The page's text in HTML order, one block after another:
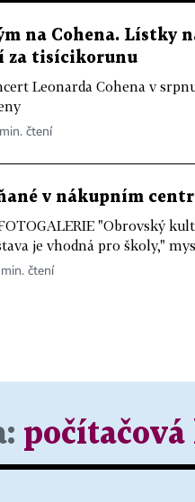
na Cohena. Lístky
za tisícikorunu
Leonarda Cohena v
čtení
v nákupním
"Obrovský
je vhodná pro školy,"
čtení
počítačová